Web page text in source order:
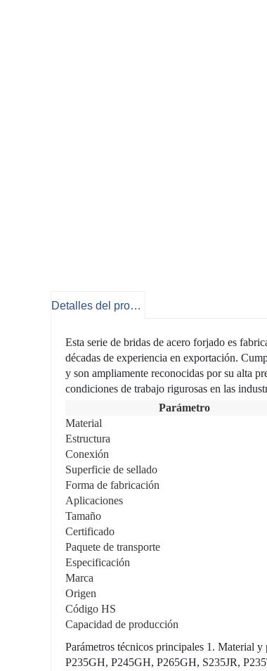
Detalles del producto
Esta serie de bridas de acero forjado es
décadas de experiencia en exportación.
y son ampliamente reconocidas por su alta
condiciones de trabajo rigurosas en las
Parámetro
Material
Estructura
Conexión
Superficie de sellado
Forma de fabricación
Aplicaciones
Tamaño
Certificado
Paquete de transporte
Especificación
Marca
Origen
Código HS
Capacidad de producción
Parámetros técnicos principales 1. Material
P235GH, P245GH, P265GH, S235JR,